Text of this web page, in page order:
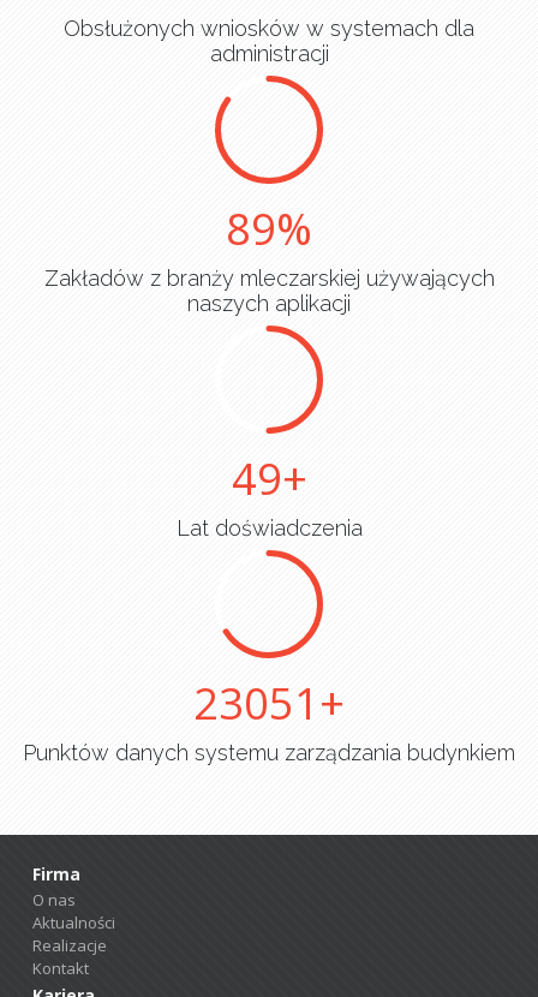
Obsłużonych wniosków w systemach dla
administracji
90
Zakładów z branży mleczarskiej używających
naszych aplikacji
50
Lat doświadczenia
25000
Punktów danych systemu zarządzania budynkiem
Firma
O nas
Aktualności
Realizacje
Kontakt